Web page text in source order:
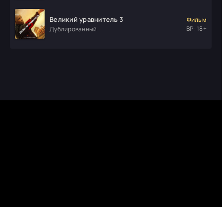
Великий уравнитель 3
Дублированный
Фильм
ВР: 18+